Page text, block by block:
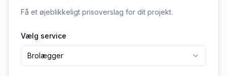
Få et øjeblikkeligt prisoverslag for dit projekt.
Vælg service
Brolægger